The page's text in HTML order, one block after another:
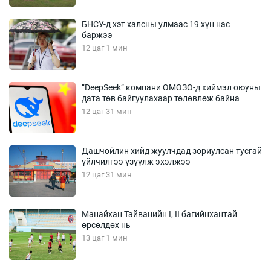
БНСУ-д хэт халсны улмаас 19 хүн нас
баржээ
12 цаг 1 мин
“DeepSeek” компани ӨМӨЗО-д хиймэл оюуны
дата төв байгуулахаар төлөвлөж байна
12 цаг 31 мин
Дашчойлин хийд жуулчдад зориулсан тусгай
үйлчилгээ үзүүлж эхэлжээ
12 цаг 31 мин
Манайхан Тайванийн I, II багийнхантай
өрсөлдөх нь
13 цаг 1 мин